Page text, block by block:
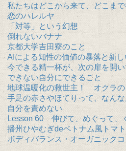
私たちはどこから来て、どこま
恋のハレルヤ
「対等」という幻想
倒れないバナナ
京都大学吉田寮のこと
AIによる知性の価値の暴落と新
今できる精一杯が、次の扉を開い
できない自分にできること
地球温暖化の救世主！ オクラの
手足の赤さやほてりって、なん
自分を責めない
Lesson 60 伸びて、めぐって、
播州ひやむぎdeベトナム風トマ
ボディバランス・オーガニック